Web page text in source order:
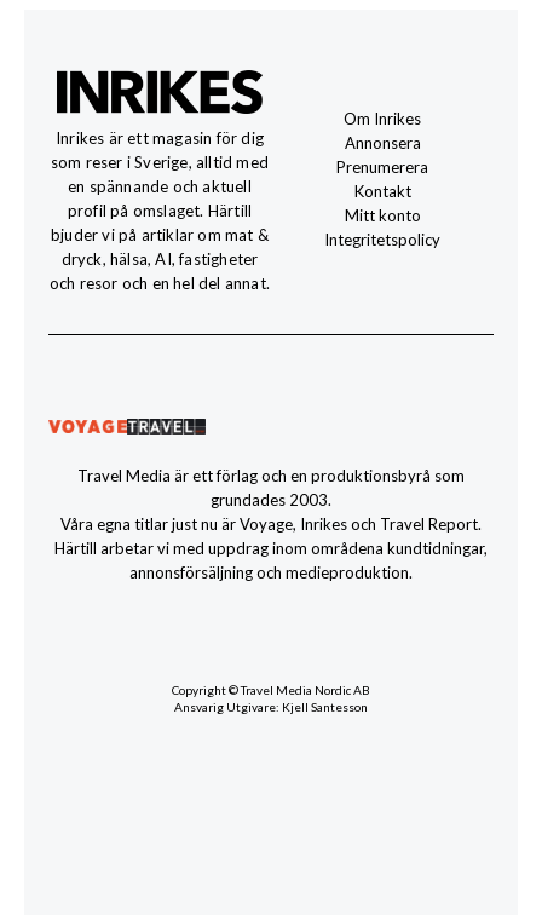
Inrikes är ett magasin för dig
som reser i Sverige, alltid med
en spännande och aktuell
profil på omslaget. Härtill
bjuder vi på artiklar om mat &
dryck, hälsa, AI, fastigheter
och resor och en hel del annat.
Om Inrikes
Annonsera
Prenumerera
Kontakt
Mitt konto
Integritetspolicy
Travel Media är ett förlag och en produktionsbyrå som
grundades 2003.
Våra egna titlar just nu är Voyage, Inrikes och Travel Report.
Härtill arbetar vi med uppdrag inom områdena kundtidningar,
annonsförsäljning och medieproduktion.
Copyright © Travel Media Nordic AB
Ansvarig Utgivare: Kjell Santesson